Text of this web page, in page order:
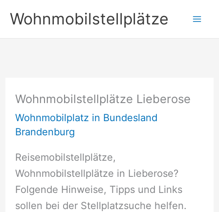
Inhalt
springen
Wohnmobilstellplätze
Wohnmobilstellplätze Lieberose
Wohnmobilplatz in Bundesland
Brandenburg
Reisemobilstellplätze,
Wohnmobilstellplätze in Lieberose?
Folgende Hinweise, Tipps und Links
sollen bei der Stellplatzsuche helfen.